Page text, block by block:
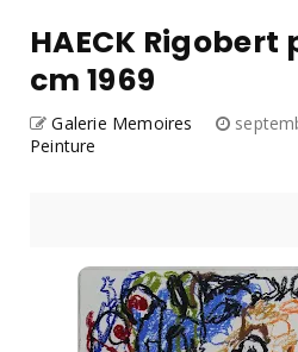
HAECK Rigobert
cm 1969
Galerie Memoires
Peinture